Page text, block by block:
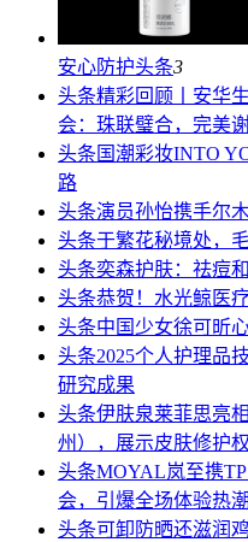
安心防护头条3
头条精彩回顾丨安华
会：珠联璧合，完美
头条 国潮彩妆INTO
路
头条演员孙怡携手尔
头条于繁花秘境处，
头条奕森护肤：祛痘
头条恭贺！水光鲸医
头条中国少女徐可昕
头条2025个人护理品
研究成果
头条伊肤泉莱菲思亮
州），展示皮肤修护
头条MOYAL岚至携
会，引爆全场体验热潮
头条可卸防晒还滋润